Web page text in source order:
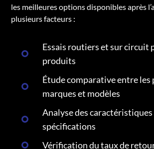
les meilleures options disponibles après
plusieurs facteurs :
Essais routiers et sur circuit
produits
Étude comparative entre les
marques et modèles
Analyse des caractéristiques
spécifications
Vérification du taux de